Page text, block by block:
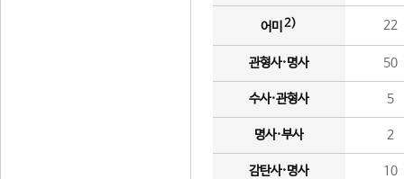
어미 2) 22
관형사·명사 50
수사·관형사 5
명사·부사 2
감탄사·명사 10